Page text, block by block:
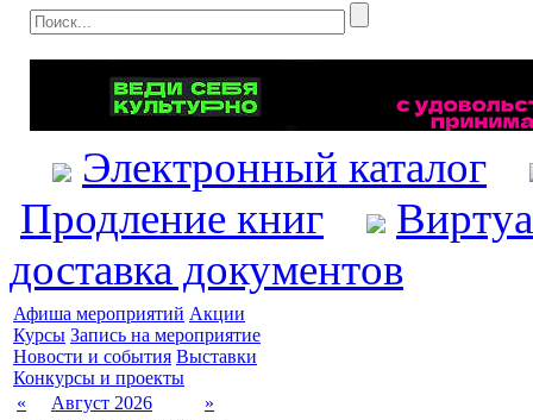
Электронный каталог
Продление книг
доставка документов
Афиша мероприятий Акции
Курсы Запись на мероприятие
Новости и события Выставки
Конкурсы и проекты
«
Август 2026
»